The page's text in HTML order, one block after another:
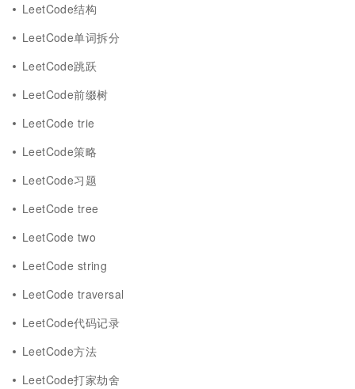
LeetCode结构
LeetCode单词拆分
LeetCode跳跃
LeetCode前缀树
LeetCode trie
LeetCode策略
LeetCode习题
LeetCode tree
LeetCode two
LeetCode string
LeetCode traversal
LeetCode代码记录
LeetCode方法
LeetCode打家劫舍